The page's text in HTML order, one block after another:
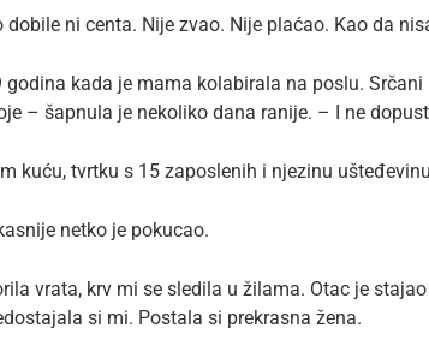
dobile ni centa. Nije zvao. Nije plaćao. Kao da
godina kada je mama kolabirala na poslu. Srčani
– šapnula je nekoliko dana ranije. – I ne
kuću, tvrtku s 15 zaposlenih i njezinu
netko je pokucao.
vrata, krv mi se sledila u žilama. Otac je
si mi. Postala si prekrasna žena.